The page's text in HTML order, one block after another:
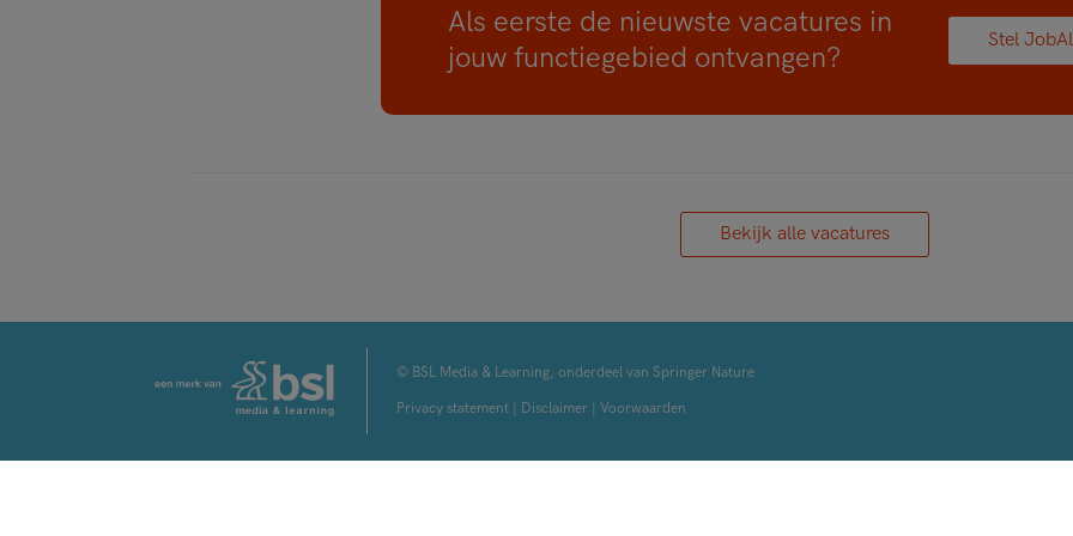
Als eerste de nieuwste vacatures in
jouw functiegebied ontvangen?
Stel
Bekijk alle vacatures
© BSL Media & Learning, onderdeel van Springer Nature
Privacy statement | Disclaimer | Voorwaarden